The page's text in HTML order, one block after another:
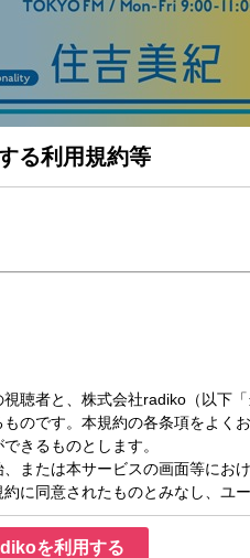
る利用規約等
を利用する